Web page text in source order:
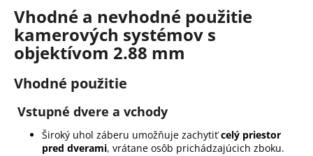
Vhodné a nevhodné použitie
kamerových systémov s
objektívom 2.88 mm
Vhodné použitie
Vstupné dvere a vchody
Široký uhol záberu umožňuje zachytiťcelý priestor
pred dverami, vrátane osôb prichádzajúcich zboku.